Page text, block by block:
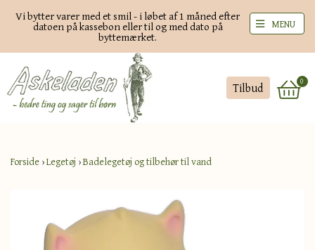
Vi bytter varer med et smil - i løbet af 1 måned efter
datoen på kassebon eller til og med dato på
byttemærket.
Tilbud 0
MENU
Forside ›Legetøj ›Badelegetøj og tilbehør til vand